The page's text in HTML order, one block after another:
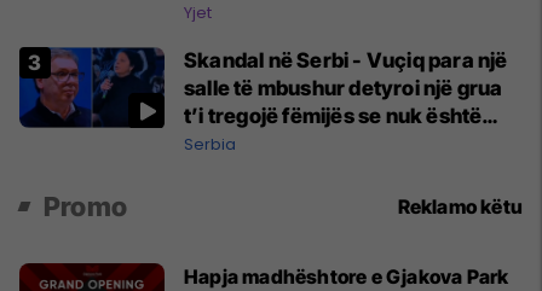
Yjet
Skandal në Serbi - Vuçiq para një
salle të mbushur detyroi një grua
t’i tregojë fëmijës se nuk është
nëna e tij
Serbia
Promo Reklamo këtu
Hapja madhështore e Gjakova Park